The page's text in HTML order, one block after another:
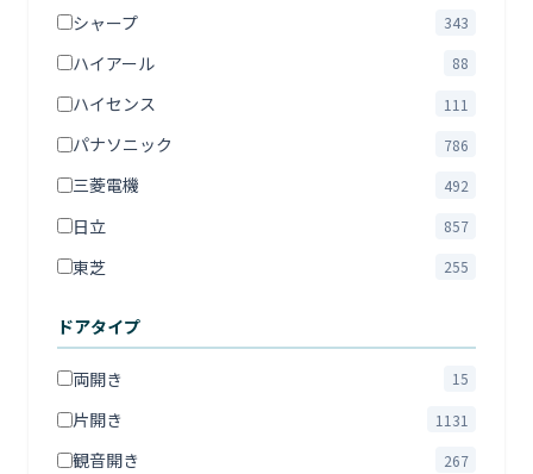
シャープ 343
ハイアール 88
ハイセンス 111
パナソニック 786
三菱電機 492
日立 857
東芝 255
ドアタイプ
両開き 15
片開き 1131
観音開き 267